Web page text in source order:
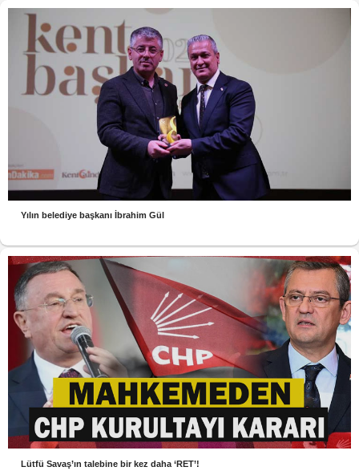
Yılın belediye başkanı İbrahim Gül
Lütfü Savaş’ın talebine bir kez daha ‘RET’!